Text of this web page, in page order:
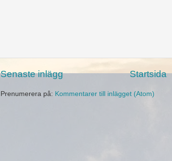
Senaste inlägg Startsida
Prenumerera på: Kommentarer till inlägget (Atom)